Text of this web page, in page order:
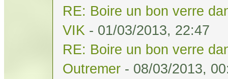
RE: Boire un bon verre
VIK - 01/03/2013, 22:47
RE: Boire un bon verre
Outremer - 08/03/2013,